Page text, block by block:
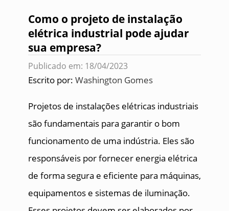
Como o projeto de instalação
elétrica industrial pode ajudar
sua empresa?
Publicado em: 18/04/2023
Escrito por: Washington Gomes
Projetos de instalações elétricas industriais
são fundamentais para garantir o bom
funcionamento de uma indústria. Eles são
responsáveis por fornecer energia elétrica
de forma segura e eficiente para máquinas,
equipamentos e sistemas de iluminação.